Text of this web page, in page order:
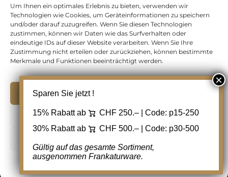
Um Ihnen ein optimales Erlebnis zu bieten, verwenden wir
Technologien wie Cookies, um Geräteinformationen zu speichern
und/oder darauf zuzugreifen. Wenn Sie diesen Technologien
zustimmen, können wir Daten wie das Surfverhalten oder
eindeutige IDs auf dieser Website verarbeiten. Wenn Sie Ihre
Zustimmung nicht erteilen oder zurückziehen, können bestimmte
Merkmale und Funktionen beeinträchtigt werden.
Ablehnen
Vorphilatelie
Zensurbelege Österreich
Zensurbelege Schweiz
Copyright 2012 - 2024 URAY GmbH | All Rights
Reserved |
PCI Data Security Standards |
Facebook
Sparen Sie jetzt !
15% Rabatt ab CHF 250.– | Code: p15-250
30% Rabatt ab
CHF 500.– | Code: p30-500
Gültig auf das gesamte Sortiment,
ausgenommen Frankaturware.